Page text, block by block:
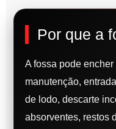
Por que a
A fossa pode
manutenção,
de lodo, descarte
absorventes, restos